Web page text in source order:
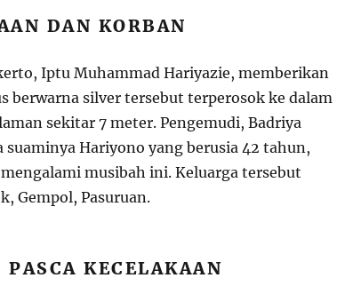
DAN KORBAN
Iptu Muhammad Hariyazie, memberikan
berwarna silver tersebut terperosok ke dalam
sekitar 7 meter. Pengemudi, Badriya
suaminya Hariyono yang berusia 42 tahun,
musibah ini. Keluarga tersebut
Gempol, Pasuruan.
KECELAKAAN